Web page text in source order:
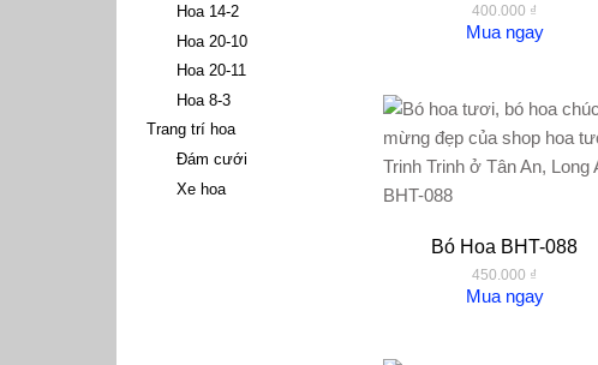
400.000 ₫
Mua ngay
Bó Hoa BHT-088
450.000 ₫
Mua ngay
Hoa 14-2
Hoa 20-10
Hoa 20-11
Hoa 8-3
Trang trí hoa
Đám cưới
Xe hoa